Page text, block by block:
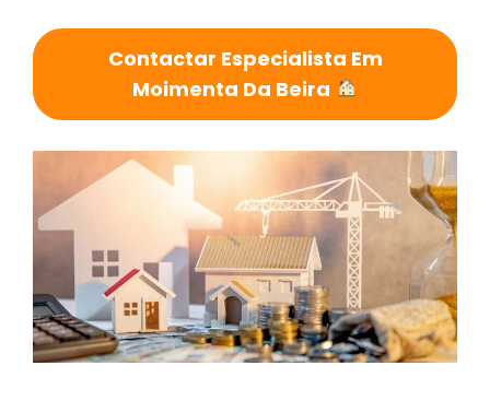
Contactar Especialista Em
Moimenta Da Beira